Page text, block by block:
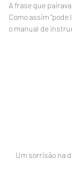
A frase que pairava
Como assim “pode
o manual de
Um sorrisão na